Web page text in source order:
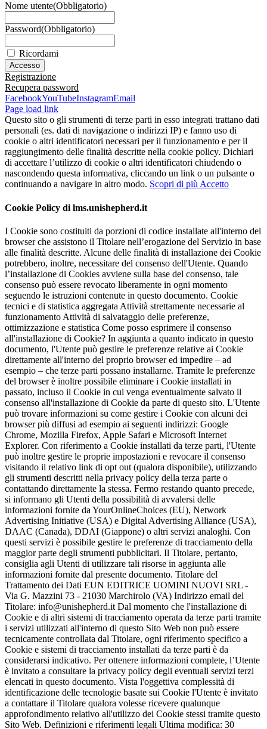
Nome utente(Obbligatorio)
Password(Obbligatorio)
Ricordami
Registrazione
Recupera password
FacebookYouTubeInstagramEmail
Page load link
Questo sito o gli strumenti di terze parti in esso integrati trattano dati
personali (es. dati di navigazione o indirizzi IP) e fanno uso di
cookie o altri identificatori necessari per il funzionamento e per il
raggiungimento delle finalità descritte nella cookie policy. Dichiari
di accettare l’utilizzo di cookie o altri identificatori chiudendo o
nascondendo questa informativa, cliccando un link o un pulsante o
continuando a navigare in altro modo. Scopri di piùAccetto
Cookie Policy di lms.unishepherd.it
I Cookie sono costituiti da porzioni di codice installate all'interno del
browser che assistono il Titolare nell’erogazione del Servizio in base
alle finalità descritte. Alcune delle finalità di installazione dei Cookie
potrebbero, inoltre, necessitare del consenso dell'Utente. Quando
l’installazione di Cookies avviene sulla base del consenso, tale
consenso può essere revocato liberamente in ogni momento
seguendo le istruzioni contenute in questo documento. Cookie
tecnici e di statistica aggregata Attività strettamente necessarie al
funzionamento Attività di salvataggio delle preferenze,
ottimizzazione e statistica Come posso esprimere il consenso
all'installazione di Cookie? In aggiunta a quanto indicato in questo
documento, l'Utente può gestire le preferenze relative ai Cookie
direttamente all'interno del proprio browser ed impedire – ad
esempio – che terze parti possano installarne. Tramite le preferenze
del browser è inoltre possibile eliminare i Cookie installati in
passato, incluso il Cookie in cui venga eventualmente salvato il
consenso all'installazione di Cookie da parte di questo sito. L'Utente
può trovare informazioni su come gestire i Cookie con alcuni dei
browser più diffusi ad esempio ai seguenti indirizzi: Google
Chrome, Mozilla Firefox, Apple Safari e Microsoft Internet
Explorer. Con riferimento a Cookie installati da terze parti, l'Utente
può inoltre gestire le proprie impostazioni e revocare il consenso
visitando il relativo link di opt out (qualora disponibile), utilizzando
gli strumenti descritti nella privacy policy della terza parte o
contattando direttamente la stessa. Fermo restando quanto precede,
si informano gli Utenti della possibilità di avvalersi delle
informazioni fornite da YourOnlineChoices (EU), Network
Advertising Initiative (USA) e Digital Advertising Alliance (USA),
DAAC (Canada), DDAI (Giappone) o altri servizi analoghi. Con
questi servizi è possibile gestire le preferenze di tracciamento della
maggior parte degli strumenti pubblicitari. Il Titolare, pertanto,
consiglia agli Utenti di utilizzare tali risorse in aggiunta alle
informazioni fornite dal presente documento. Titolare del
Trattamento dei Dati EUN EDITRICE UOMINI NUOVI SRL -
Via G. Mazzini 73 - 21030 Marchirolo (VA) Indirizzo email del
Titolare: info@unishepherd.it Dal momento che l'installazione di
Cookie e di altri sistemi di tracciamento operata da terze parti tramite
i servizi utilizzati all'interno di questo Sito Web non può essere
tecnicamente controllata dal Titolare, ogni riferimento specifico a
Cookie e sistemi di tracciamento installati da terze parti è da
considerarsi indicativo. Per ottenere informazioni complete, l’Utente
è invitato a consultare la privacy policy degli eventuali servizi terzi
elencati in questo documento. Vista l'oggettiva complessità di
identificazione delle tecnologie basate sui Cookie l'Utente è invitato
a contattare il Titolare qualora volesse ricevere qualunque
approfondimento relativo all'utilizzo dei Cookie stessi tramite questo
Sito Web. Definizioni e riferimenti legali Ultima modifica: 30